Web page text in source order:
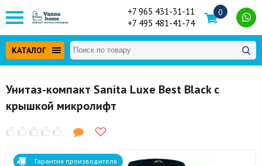
+7 965 431-31-11
+7 495 481-41-74
0
КАТАЛОГ
Унитаз-компакт Sanita Luxe Best Black с
крышкой микролифт
Гарантия производителя